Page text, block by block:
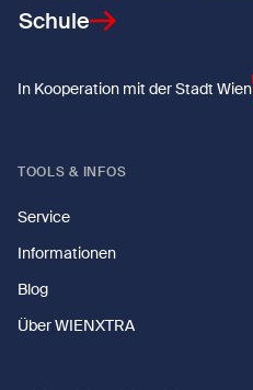
Schule
In Kooperation mit der Stadt Wien
TOOLS & INFOS
Service
Informationen
Blog
Über WIENXTRA